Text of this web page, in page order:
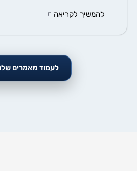
להמשיך לקריאה
לעמוד מאמרים שלנו